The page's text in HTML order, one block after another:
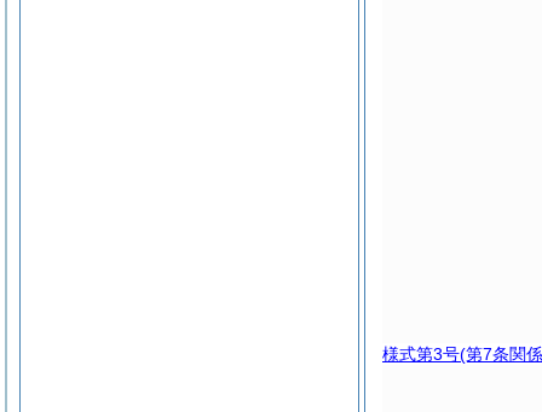
様式第3号(第7条関